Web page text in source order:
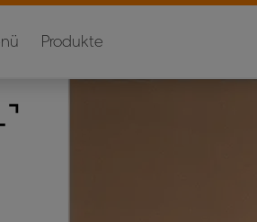
Produkte